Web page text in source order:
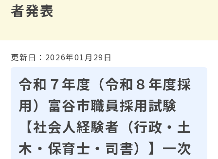
者発表
更新日：2026年01月29日
令和７年度（令和８年度採
用）富谷市職員採用試験
【社会人経験者（行政・土
木・保育士・司書）】一次